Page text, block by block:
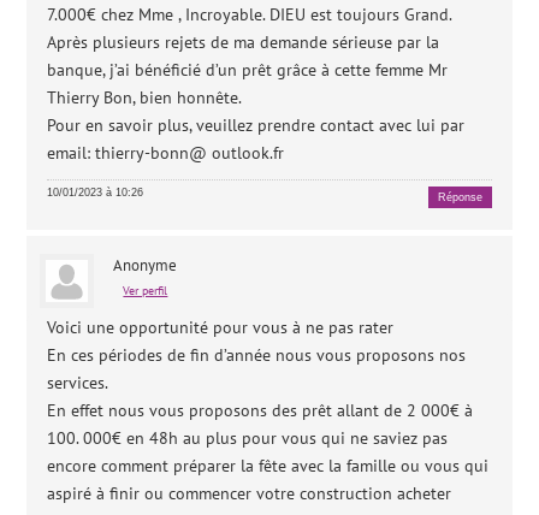
7.000€ chez Mme , Incroyable. DIEU est toujours Grand.
Après plusieurs rejets de ma demande sérieuse par la
banque, j’ai bénéficié d’un prêt grâce à cette femme Mr
Thierry Bon, bien honnête.
Pour en savoir plus, veuillez prendre contact avec lui par
email: thierry-bonn@ outlook.fr
10/01/2023 à 10:26 Réponse
Anonyme
Ver perfil
Voici une opportunité pour vous à ne pas rater
En ces périodes de fin d’année nous vous proposons nos
services.
En effet nous vous proposons des prêt allant de 2 000€ à
100. 000€ en 48h au plus pour vous qui ne saviez pas
encore comment préparer la fête avec la famille ou vous qui
aspiré à finir ou commencer votre construction acheter